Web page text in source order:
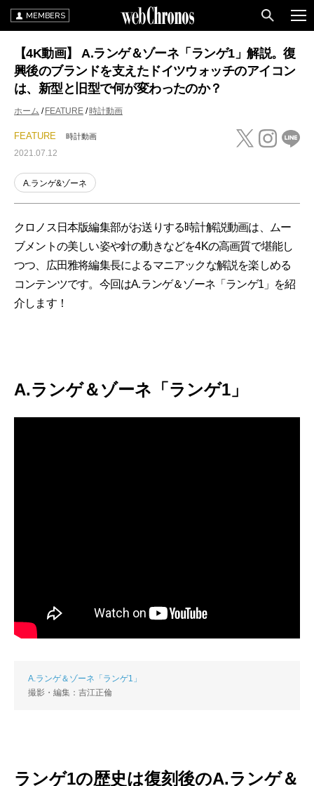
MEMBERS
【4K動画】 A.ランゲ＆ゾーネ「ランゲ1」解説。復
興後のブランドを支えたドイツウォッチのアイコン
は、新型と旧型で何が変わったのか？
ホーム FEATURE 時計動画
FEATURE 時計動画
2021.07.12
A.ランゲ&ゾーネ
クロノス日本版編集部がお送りする時計解説動画は、ムー
ブメントの美しい姿や針の動きなどを4Kの高画質で堪能し
つつ、広田雅将編集長によるマニアックな解説を楽しめる
コンテンツです。今回はA.ランゲ＆ゾーネ「ランゲ1」を紹
介します！
A.ランゲ＆ゾーネ「ランゲ1」
A.ランゲ＆ゾーネ「ランゲ1」
撮影・編集：吉江正倫
ランゲ1の歴史は復刻後のA.ランゲ＆